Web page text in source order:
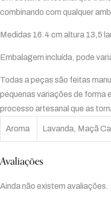
combinando com qualquer
Medidas 16.4 cm altura 13,5
Embalagem incluída, pode
Todas a peças são feitas
pequenas variações de forma
processo artesanal que as
Aroma Lavanda, Maçã
Avaliações
Ainda não existem avaliações.